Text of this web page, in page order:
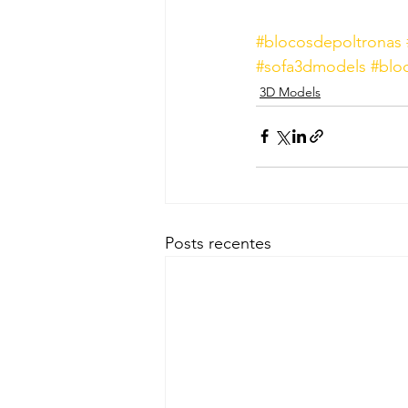
#blocosdepoltronas
#sofa3dmodels
3D Models
Posts recentes